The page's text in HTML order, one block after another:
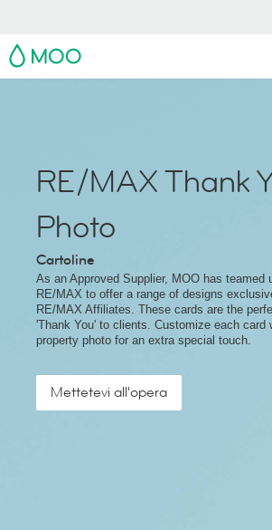
MOO
RE/MAX Thank
Photo
Cartoline
As an Approved Supplier, MOO has teamed
RE/MAX to offer a range of designs
RE/MAX Affiliates. These cards are the
'Thank You' to clients. Customize each card
property photo for an extra special touch.
Mettetevi all'opera